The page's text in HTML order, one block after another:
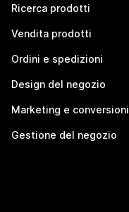
Ricerca prodotti
Vendita prodotti
Ordini e spedizioni
Design del negozio
Marketing e conversioni
Gestione del negozio